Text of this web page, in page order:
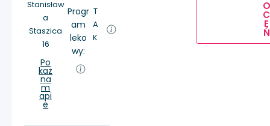
Stanisław
a
Staszica
16
Po
każ
na
m
api
e
Progr
am
leko
wy:
T
A
K
O
C
E
Ń